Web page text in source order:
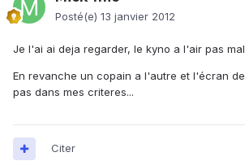
Posté(e) 13 janvier 2012
Je l'ai ai deja regarder, le kyno a l'air pas
En revanche un copain a l'autre et l'écran
pas dans mes criteres...
Citer